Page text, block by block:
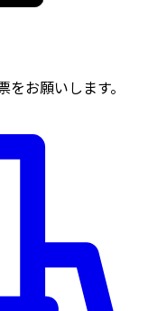
お願いします。